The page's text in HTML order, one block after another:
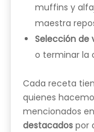
muffins y
maestra
Selección de
o terminar la
Cada receta
quienes
mencionados
destacadospor